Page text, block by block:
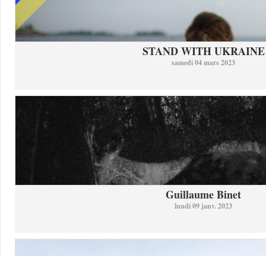
STAND WITH UKRAINE
samedi 04 mars 2023
Guillaume Binet
lundi 09 janv. 2023